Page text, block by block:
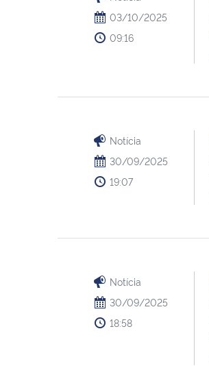
03/10/2025
09:16
Notícia
30/09/2025
19:07
Notícia
30/09/2025
18:58